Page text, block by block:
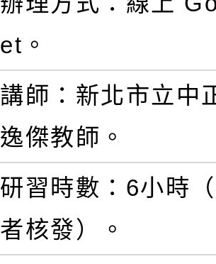
et。
講師：新北市立中
逸傑教師。
研習時數：6小時
者核發）。